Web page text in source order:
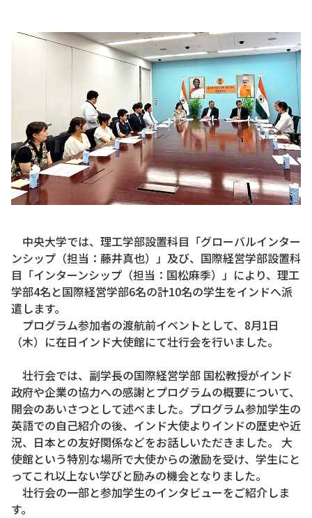
中央大学では、理工学部設置科目「グローバルインター
ンシップ（担当：藤井真也）」及び、国際経営学部設置科
目「インターンシップ（担当：国松麻季）」により、理工
学部4名と国際経営学部6名の計10名の学生をインドへ派
遣します。
プログラム参加者の渡航前イベントとして、8月1日
（木）に在日インド大使館にて壮行会を行いました。
壮行会では、副学長の国際経営学部 国松教授がインド
政府や企業の協力への感謝とプログラムの概要について、
開会のあいさつとして述べました。プログラム参加学生の
英語での自己紹介の後、インド大使よりインドの歴史や近
況、日本との友好関係などをお話しいただきました。 大
使館という特別な場所で大使からの激励を受け、学生にと
ってこれ以上ない学びと励みの機会となりました。
壮行会の一部と参加学生のインタビューをご紹介しま
す。